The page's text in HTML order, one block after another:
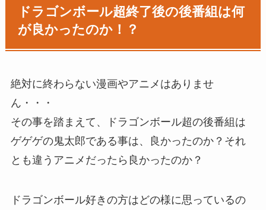
ドラゴンボール超終了後の後番組は何
が良かったのか！？
絶対に終わらない漫画やアニメはありませ
ん・・・
その事を踏まえて、ドラゴンボール超の後番組は
ゲゲゲの鬼太郎である事は、良かったのか？それ
とも違うアニメだったら良かったのか？
ドラゴンボール好きの方はどの様に思っているの